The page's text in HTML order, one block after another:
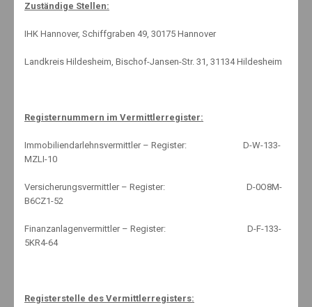
Alles neu macht der Mai – in der Verkehrssünder-
Autofahrer, aufgepasst! Am 01.05.2014 tritt für die Flensburger
ändert sich für die Verkehrsteilnehmer? Dies zeigt der kurze
Überblick. Ein neues …
By:Knut Mäuselein
28. April 2014
Zuständige Stellen:
IHK Hannover, Schiffgraben 49, 30175 Hannover
Landkreis Hildesheim, Bischof-Jansen-Str. 31, 31134 Hildesheim
Registernummern im Vermittlerregister:
Immobiliendarlehnsvermittler – Register: D-W-133-
MZLI-10
Versicherungsvermittler – Register: D-0O8M-
B6CZ1-52
Finanzanlagenvermittler – Register: D-F-133-
5KR4-64
Registerstelle des Vermittlerregisters: